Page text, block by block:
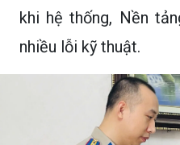
khi hệ thống, Nền
nhiều lỗi kỹ thuật.